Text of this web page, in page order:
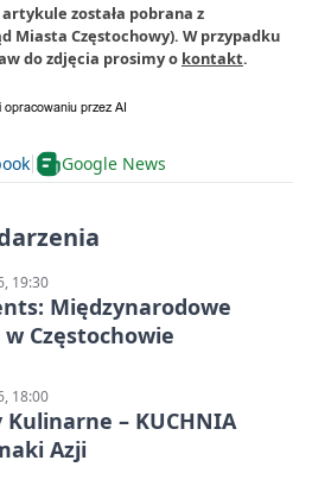
została pobrana z
Miasta Częstochowy). W przypadku
do zdjęcia prosimy o kontakt.
Google News
19:30
Międzynarodowe
Częstochowie
18:00
– KUCHNIA
Azji